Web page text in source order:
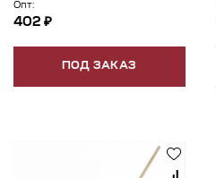
Опт:
402 ₽
ПОД ЗАКАЗ